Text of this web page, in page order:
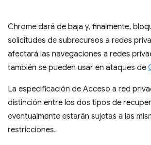
Chrome dará de baja y, finalmente,
solicitudes de subrecursos a redes
afectará las navegaciones a redes
también se pueden usar en ataques de
La especificación de Acceso a red
distinción entre los dos tipos de
eventualmente estarán sujetas a las
restricciones.